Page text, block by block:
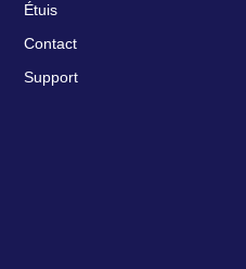
Étuis
Contact
Support